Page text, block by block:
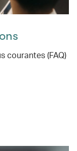
courantes (FAQ)